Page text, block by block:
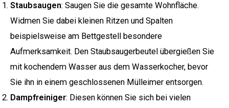
Staubsaugen: Saugen Sie die gesamte Wohnfläche.
Widmen Sie dabei kleinen Ritzen und Spalten
beispielsweise am Bettgestell besondere
Aufmerksamkeit. Den Staubsaugerbeutel übergießen Sie
mit kochendem Wasser aus dem Wasserkocher, bevor
Sie ihn in einem geschlossenen Mülleimer entsorgen.
Dampfreiniger: Diesen können Sie sich bei vielen